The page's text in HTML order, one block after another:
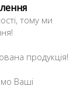
тому ми
продукція!
Ваші